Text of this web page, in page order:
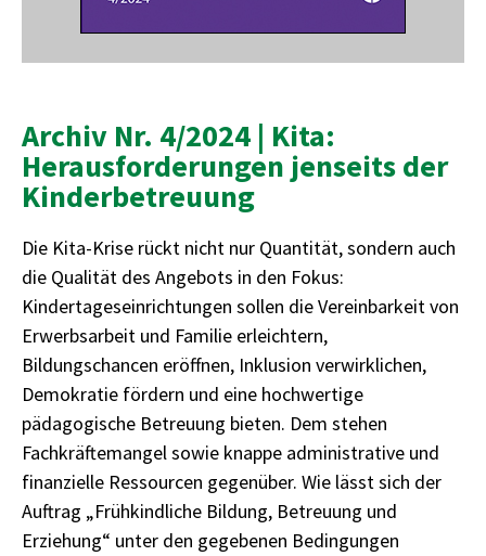
Archiv Nr. 4/2024 | Kita:
Herausforderungen jenseits der
Kinderbetreuung
Die Kita-Krise rückt nicht nur Quantität, sondern auch
die Qualität des Angebots in den Fokus:
Kindertageseinrichtungen sollen die Vereinbarkeit von
Erwerbsarbeit und Familie erleichtern,
Bildungschancen eröffnen, Inklusion verwirklichen,
Demokratie fördern und eine hochwertige
pädagogische Betreuung bieten. Dem stehen
Fachkräftemangel sowie knappe administrative und
finanzielle Ressourcen gegenüber. Wie lässt sich der
Auftrag „Frühkindliche Bildung, Betreuung und
Erziehung“ unter den gegebenen Bedingungen